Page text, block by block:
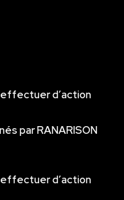
effectuer d’action
par RANARISON
effectuer d’action